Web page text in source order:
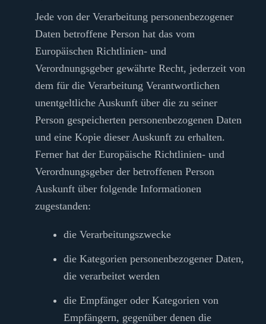
Jede von der Verarbeitung personenbezogener
Daten betroffene Person hat das vom
Europäischen Richtlinien- und
Verordnungsgeber gewährte Recht, jederzeit von
dem für die Verarbeitung Verantwortlichen
unentgeltliche Auskunft über die zu seiner
Person gespeicherten personenbezogenen Daten
und eine Kopie dieser Auskunft zu erhalten.
Ferner hat der Europäische Richtlinien- und
Verordnungsgeber der betroffenen Person
Auskunft über folgende Informationen
zugestanden:
die Verarbeitungszwecke
die Kategorien personenbezogener Daten,
die verarbeitet werden
die Empfänger oder Kategorien von
Empfängern, gegenüber denen die